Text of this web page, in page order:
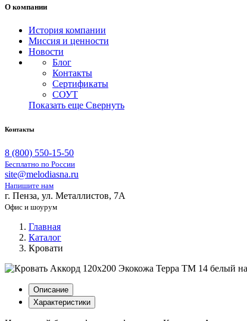
О компании
История компании
Миссия и ценности
Новости
Блог
Контакты
Сертификаты
СОУТ
Показать еще Свернуть
Контакты
8 (800) 550-15-50
Бесплатно по России
site@melodiasna.ru
Напишите нам
г. Пенза, ул. Металлистов, 7А
Офис и шоурум
Главная
Каталог
Кровати
Описание
Характеристики